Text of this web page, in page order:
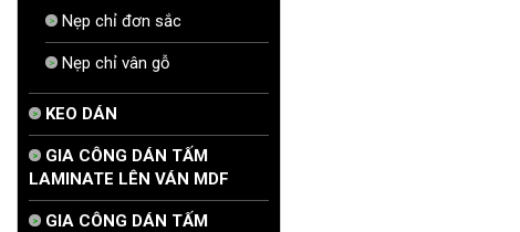
Nẹp chỉ đơn sắc
Nẹp chỉ vân gỗ
KEO DÁN
GIA CÔNG DÁN TẤM
LAMINATE LÊN VÁN MDF
GIA CÔNG DÁN TẤM